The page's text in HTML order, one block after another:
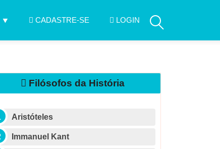
CADASTRE-SE LOGIN
Filósofos da História
Aristóteles
Immanuel Kant